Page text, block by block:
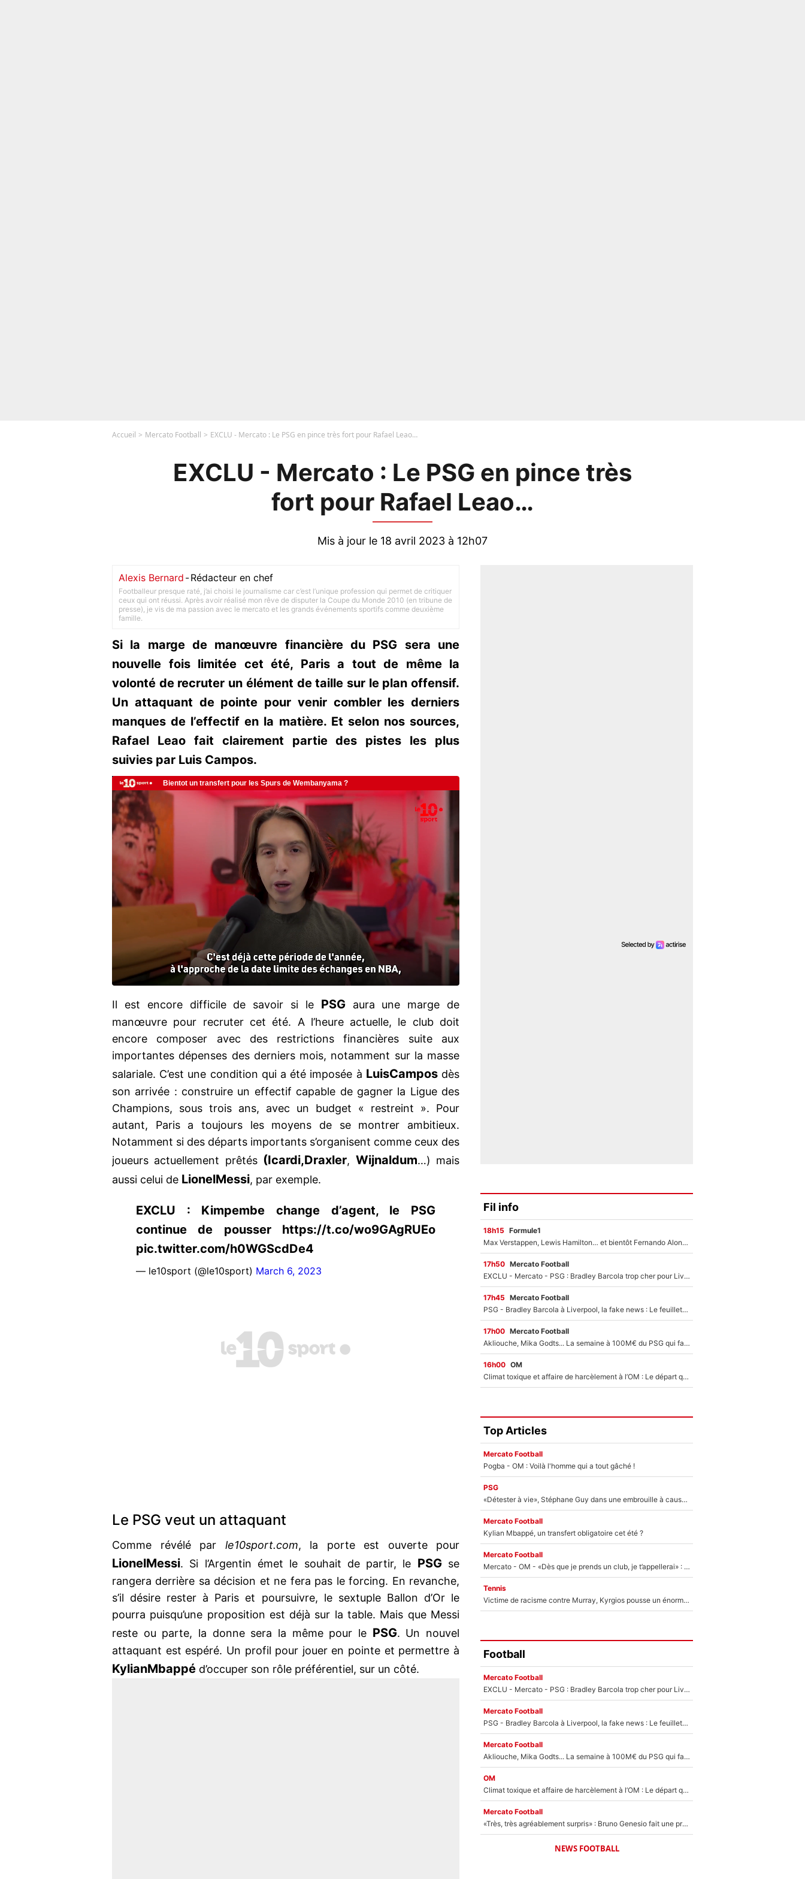
Accueil Mercato Football EXCLU - Mercato : Le PSG en pince très fort pour Rafael Leao…
EXCLU - Mercato : Le PSG en pince très
fort pour Rafael Leao…
Mis à jour le 18 avril 2023 à 12h07
Alexis Bernard -Rédacteur en chef
Footballeur presque raté, j’ai choisi le journalisme car c’est l’unique profession qui permet de critiquer
ceux qui ont réussi. Après avoir réalisé mon rêve de disputer la Coupe du Monde 2010 (en tribune de
presse), je vis de ma passion avec le mercato et les grands événements sportifs comme deuxième
famille.
Si la marge de manœuvre financière du PSG sera une
nouvelle fois limitée cet été, Paris a tout de même la
volonté de recruter un élément de taille sur le plan offensif.
Un attaquant de pointe pour venir combler les derniers
manques de l’effectif en la matière. Et selon nos sources,
Rafael Leao fait clairement partie des pistes les plus
suivies par Luis Campos.
Il est encore difficile de savoir si le PSGaura une marge de
manœuvre pour recruter cet été. A l’heure actuelle, le club doit
encore composer avec des restrictions financières suite aux
importantes dépenses des derniers mois, notamment sur la masse
salariale. C’est une condition qui a été imposée à LuisCamposdès
son arrivée : construire un effectif capable de gagner la Ligue des
Champions, sous trois ans, avec un budget « restreint ». Pour
autant, Paris a toujours les moyens de se montrer ambitieux.
Notamment si des départs importants s’organisent comme ceux des
joueurs actuellement prêtés (Icardi,Draxler, Wijnaldum…) mais
aussi celui de LionelMessi, par exemple.
EXCLU : Kimpembe change d’agent, le PSG
continue de pousser https://t.co/wo9GAgRUEo
pic.twitter.com/h0WGScdDe4
— le10sport (@le10sport) March 6, 2023
Le PSG veut un attaquant
Comme révélé par le10sport.com, la porte est ouverte pour
LionelMessi. Si l’Argentin émet le souhait de partir, le PSGse
rangera derrière sa décision et ne fera pas le forcing. En revanche,
s’il désire rester à Paris et poursuivre, le sextuple Ballon d’Or le
pourra puisqu’une proposition est déjà sur la table. Mais que Messi
reste ou parte, la donne sera la même pour le PSG. Un nouvel
attaquant est espéré. Un profil pour jouer en pointe et permettre à
KylianMbappé d’occuper son rôle préférentiel, sur un côté.
Fil info
18h15 Formule1
Max Verstappen, Lewis Hamilton… et bientôt Fernando Alonso ? Le classement des pilotes les mieux payés en Formule 1 risque de changer !
17h50 Mercato Football
EXCLU - Mercato - PSG : Bradley Barcola trop cher pour Liverpool
17h45 Mercato Football
PSG - Bradley Barcola à Liverpool, la fake news : Le feuilleton continue !
17h00 Mercato Football
Akliouche, Mika Godts... La semaine à 100M€ du PSG qui fait basculer le mercato du PSG !
16h00 OM
Climat toxique et affaire de harcèlement à l’OM : Le départ qui soulage le vestiaire de Bruno Genesio
Top Articles
Mercato Football
Pogba - OM : Voilà l'homme qui a tout gâché !
PSG
«Détester à vie», Stéphane Guy dans une embrouille à cause du PSG !
Mercato Football
Kylian Mbappé, un transfert obligatoire cet été ?
Mercato Football
Mercato - OM - «Dès que je prends un club, je t’appellerai» : La promesse de Marcelino au moment de claquer la porte
Tennis
Victime de racisme contre Murray, Kyrgios pousse un énorme coup de gueule !
Football
Mercato Football
EXCLU - Mercato - PSG : Bradley Barcola trop cher pour Liverpool
Mercato Football
PSG - Bradley Barcola à Liverpool, la fake news : Le feuilleton continue !
Mercato Football
Akliouche, Mika Godts... La semaine à 100M€ du PSG qui fait basculer le mercato du PSG !
OM
Climat toxique et affaire de harcèlement à l’OM : Le départ qui soulage le vestiaire de Bruno Genesio
Mercato Football
«Très, très agréablement surpris» : Bruno Genesio fait une promesse pour la suite du mercato de l’OM et rassure les supporters
NEWS FOOTBALL